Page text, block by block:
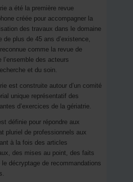
a été la première revue
créée pour accompagner la
des travaux dans le domaine
de plus de 45 ans d’existence,
comme la revue de
l’ensemble des acteurs
et du soin.
est construite autour d’un comité
unique représentatif des
d’exercices de la gériatrie.
définie pour répondre aux
pluriel de professionnels aux
à la fois des articles
des mises au point, des faits
décryptage de recommandations